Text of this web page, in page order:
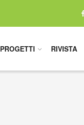
PROGETTI RIVISTA